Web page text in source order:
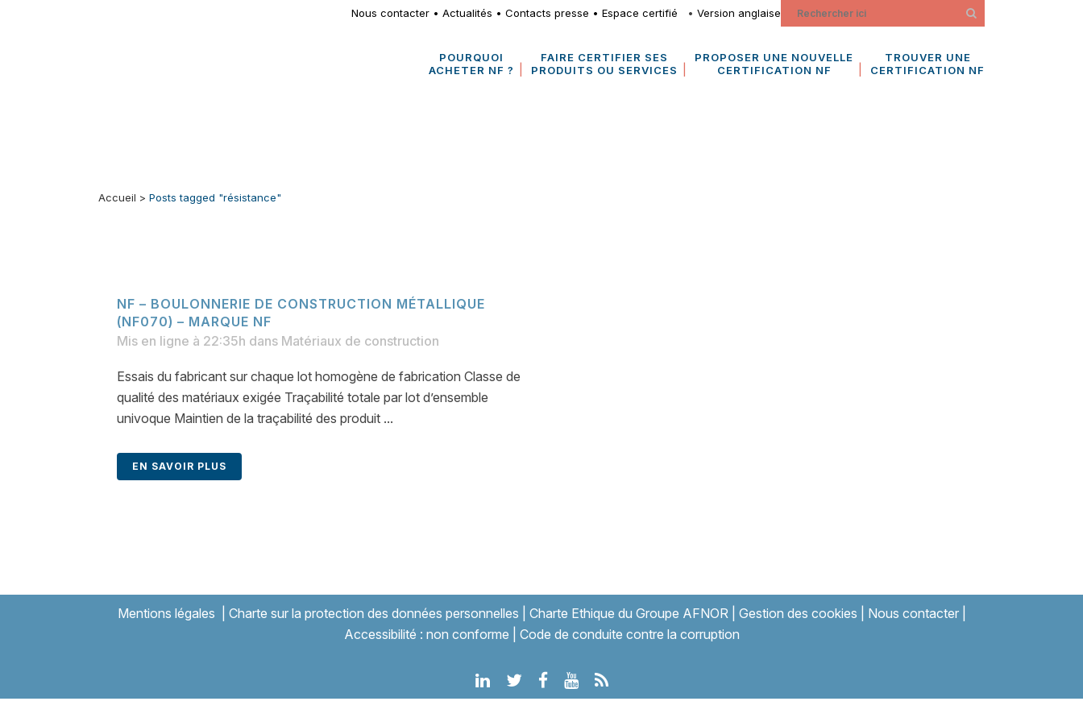
Nous contacter •Actualités •Contacts presse •Espace certifié •Version anglaise
POURQUOI
ACHETER NF ?
FAIRE CERTIFIER SES
PRODUITS OU SERVICES
PROPOSER UNE NOUVELLE
CERTIFICATION NF
TROUVER UNE
CERTIFICATION NF
Accueil > Posts tagged "résistance"
NF – BOULONNERIE DE CONSTRUCTION MÉTALLIQUE
(NF070) – MARQUE NF
Mis en ligne à 22:35h dans Matériaux de construction
Essais du fabricant sur chaque lot homogène de fabrication Classe de
qualité des matériaux exigée Traçabilité totale par lot d’ensemble
univoque Maintien de la traçabilité des produit ...
EN SAVOIR PLUS
Mentions légales Charte sur la protection des données personnelles Charte Ethique du Groupe AFNOR| Gestion des cookies Nous contacter|
Accessibilité : non conforme
Code de conduite contre la corruption